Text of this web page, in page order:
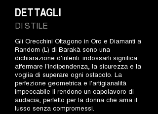
DI STILE
DETTAGLI
Gli Orecchini Ottagono in Oro e Diamanti a
Random (L) di Barakà sono una
dichiarazione d'intenti: indossarli significa
affermare l’indipendenza, la sicurezza e la
voglia di superare ogni ostacolo. La
perfezione geometrica e l'artigianalità
impeccabile li rendono un capolavoro di
audacia, perfetto per la donna che ama il
lusso senza compromessi.